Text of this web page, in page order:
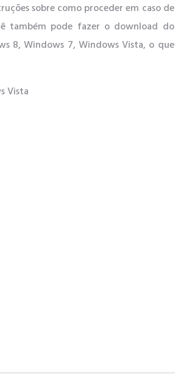
sobre como proceder em caso de
também pode fazer o download do
8, Windows 7, Windows Vista, o que
Vista